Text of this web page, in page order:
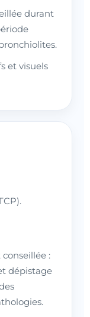
durant
et visuels
:
dépistage